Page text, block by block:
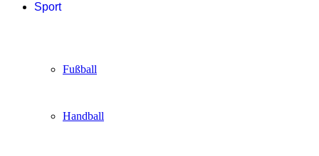
Sport
Fußball
Handball